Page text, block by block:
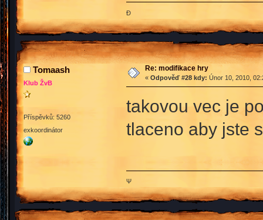
Đ
Tomaash
Klub ŽvB
Příspěvků: 5260
exkoordinátor
Re: modifikace hry
« Odpověď #28 kdy: Únor 10, 2010,
takovou vec je
tlaceno aby jste
Ψ